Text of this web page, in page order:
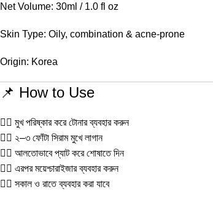
Net Volume: 30ml / 1.0 fl oz
Skin Type: Oily, combination & acne-prone
Origin: Korea
📌 How to Use
১️⃣ মুখ পরিষ্কার করে টোনার ব্যবহার করুন
২️⃣ ২–৩ ফোঁটা সিরাম মুখে লাগান
৩️⃣ আলতোভাবে প্যাট করে শোষাতে দিন
৪️⃣ এরপর ময়েশ্চারাইজার ব্যবহার করুন
৫️⃣ সকাল ও রাতে ব্যবহার করা যাবে